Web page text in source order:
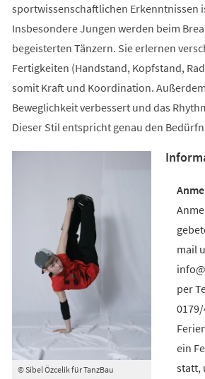
sportwissenschaftlichen Erkenntnissen
Insbesondere Jungen werden beim
begeisterten Tänzern. Sie erlernen
Fertigkeiten (Handstand, Kopfstand,
somit Kraft und Koordination.
Beweglichkeit verbessert und das
Dieser Stil entspricht genau den
© Sibel Özcelik für TanzBau
mail
per
ein
statt,